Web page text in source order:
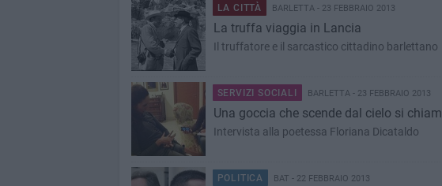
LA CITTÀ BARLETTA - 23 FEBBRAIO 2013
La truffa viaggia in Lancia
Il truffatore e il sarcastico cittadino barlettano
SERVIZI SOCIALI BARLETTA - 23 FEBBRAIO 2013
Una goccia che scende dal cielo si
Intervista alla poetessa Floriana Dicataldo
POLITICA BAT - 22 FEBBRAIO 2013